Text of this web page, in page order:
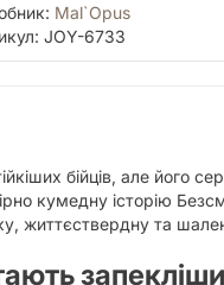
Mal`Opus
JOY-6733
бійців, але його
кумедну історію
життєствердну та